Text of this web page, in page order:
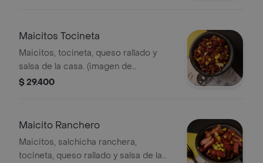
Maicitos Tocineta
Maicitos, tocineta, queso rallado y
salsa de la casa. (imagen de
referencia).
$ 29.400
Maicito Ranchero
Maicitos, salchicha ranchera,
tocineta, queso rallado y salsa de la